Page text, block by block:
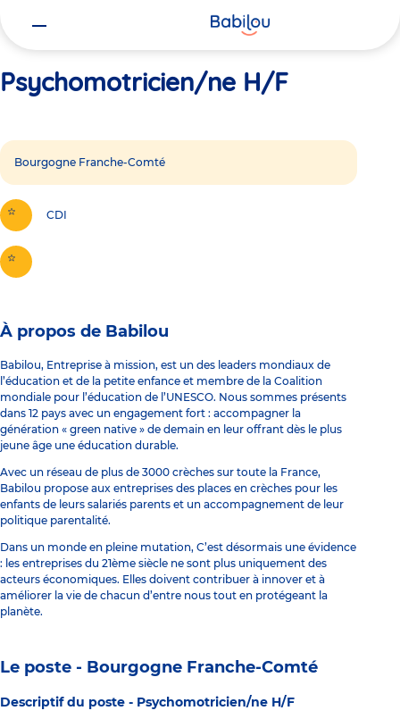
Psychomotricien/ne H/F
Bourgogne Franche-Comté
CDI
À propos de Babilou
Babilou, Entreprise à mission, est un des leaders mondiaux de
l’éducation et de la petite enfance et membre de la Coalition
mondiale pour l’éducation de l’UNESCO. Nous sommes présents
dans 12 pays avec un engagement fort : accompagner la
génération « green native » de demain en leur offrant dès le plus
jeune âge une éducation durable.
Avec un réseau de plus de 3000 crèches sur toute la France,
Babilou propose aux entreprises des places en crèches pour les
enfants de leurs salariés parents et un accompagnement de leur
politique parentalité.
Dans un monde en pleine mutation, C’est désormais une évidence
: les entreprises du 21ème siècle ne sont plus uniquement des
acteurs économiques. Elles doivent contribuer à innover et à
améliorer la vie de chacun d’entre nous tout en protégeant la
planète.
Le poste - Bourgogne Franche-Comté
Descriptif du poste - Psychomotricien/ne H/F